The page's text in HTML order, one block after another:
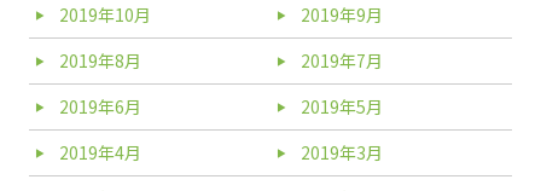
2019年10月
2019年9月
2019年8月
2019年7月
2019年6月
2019年5月
2019年4月
2019年3月